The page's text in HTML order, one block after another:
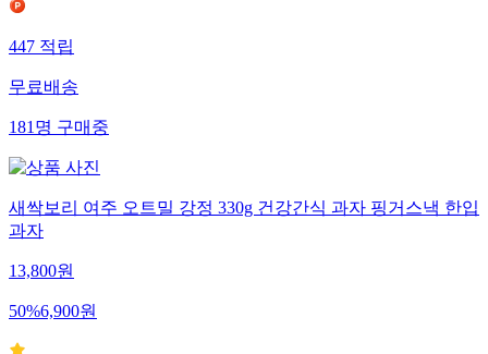
447 적립
무료배송
181 명 구매중
새싹보리 여주 오트밀 강정 330g 건강간식 과자 핑거스낵 한입
과자
13,800원
50%6,900원